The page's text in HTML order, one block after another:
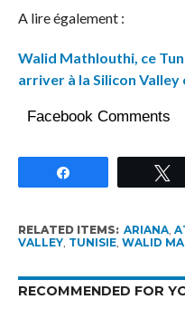
A lire également :
Walid Mathlouthi, ce
arriver à la Silicon Valley
Facebook Comments
RELATED ITEMS: ARIANA,
VALLEY, TUNISIE, WALID
RECOMMENDED FOR